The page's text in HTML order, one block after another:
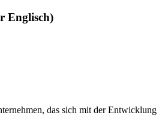
Englisch)
das sich mit der